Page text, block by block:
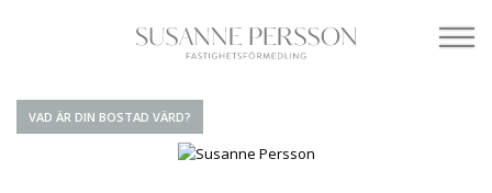
VAD ÄR DIN BOSTAD VÄRD?